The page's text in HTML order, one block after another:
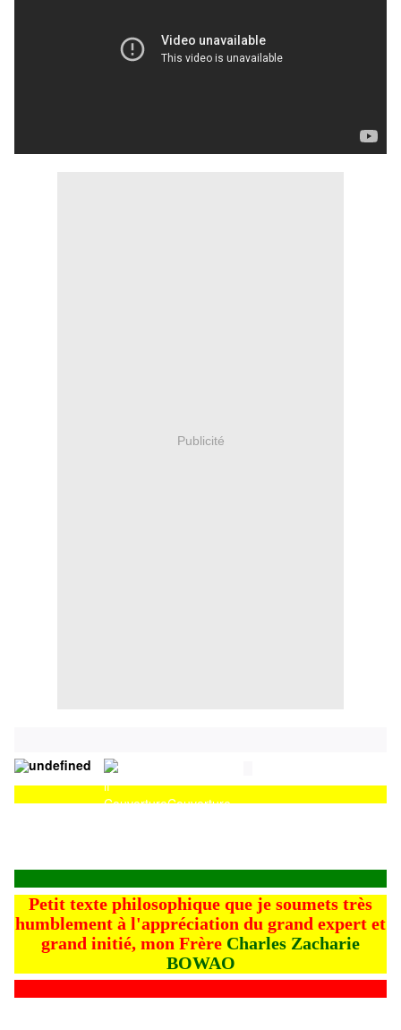
Publicité
CouvertureCouverture
Petit texte philosophique que je soumets très
humblement à l'appréciation du grand expert et
grand initié, mon Frère Charles Zacharie
BOWAO